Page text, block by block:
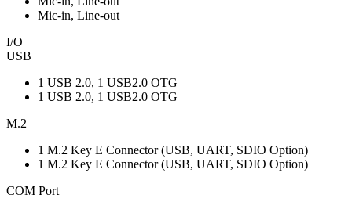
Mic-in, Line-out
I/O
USB
1 USB 2.0, 1 USB2.0 OTG
1 USB 2.0, 1 USB2.0 OTG
M.2
1 M.2 Key E Connector (USB, UART, SDIO Option)
1 M.2 Key E Connector (USB, UART, SDIO Option)
COM Port